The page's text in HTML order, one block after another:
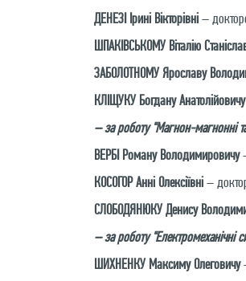
ДЕНЕЗІ Ірині Вікторівні–
ШПАКІВСЬКОМУ Віталію
ЗАБОЛОТНОМУ Ярославу
КЛІЩУКУ Богдану Анатолійовичу
– за роботу "Магнон-магнонні
ВЕРБІ Роману Володимировичу
КОСОГОР Анні Олексіївні–
СЛОБОДЯНЮКУ Денису
– за роботу "Електромеханічні
ШИХНЕНКУ Максиму Олеговичу